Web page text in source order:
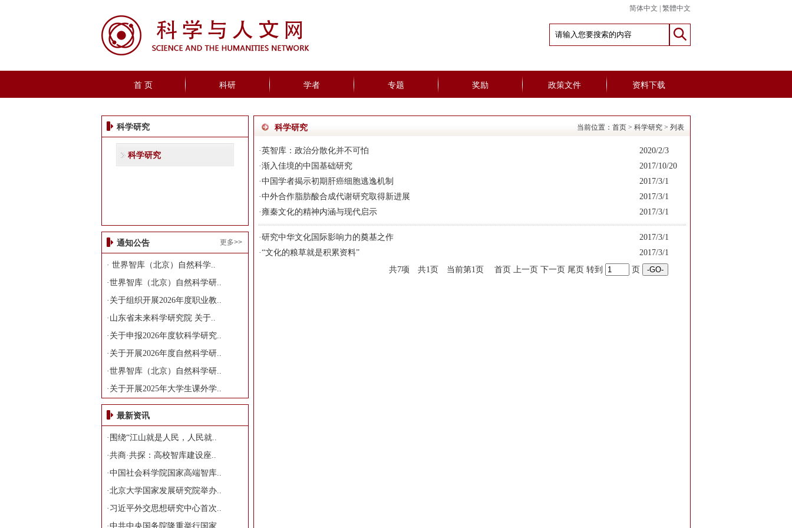
简体中文 繁體中文
首 页 科研 学者 专题 奖励 政策文件 资料下载
科学研究
科学研究
通知公告 更多>>
· 世界智库（北京）自然科学..
·世界智库（北京）自然科学研..
· 关于组织开展2026年度职业教..
· 山东省未来科学研究院 关于..
· 关于申报2026年度软科学研究..
· 关于开展2026年度自然科学研..
·世界智库（北京）自然科学研..
· 关于开展2025年大学生课外学..
最新资讯
· 围绕“江山就是人民，人民就..
·共商·共探：高校智库建设座..
·中国社会科学院国家高端智库..
·北京大学国家发展研究院举办..
· 习近平外交思想研究中心首次..
·中共中央国务院隆重举行国家..
科学研究 当前位置： 首页 > 科学研究 > 列表
·英智库：政治分散化并不可怕
2020/2/3
·渐入佳境的中国基础研究
2017/10/20
·中国学者揭示初期肝癌细胞逃逸机制
2017/3/1
·中外合作脂肪酸合成代谢研究取得新进展
2017/3/1
·雍秦文化的精神内涵与现代启示 2017/3/1
·研究中华文化国际影响力的奠基之作
2017/3/1
·“文化的粮草就是积累资料”
2017/3/1
共7项 共1页 当前第1页 首页 上一页 下一页 尾页 转到
页